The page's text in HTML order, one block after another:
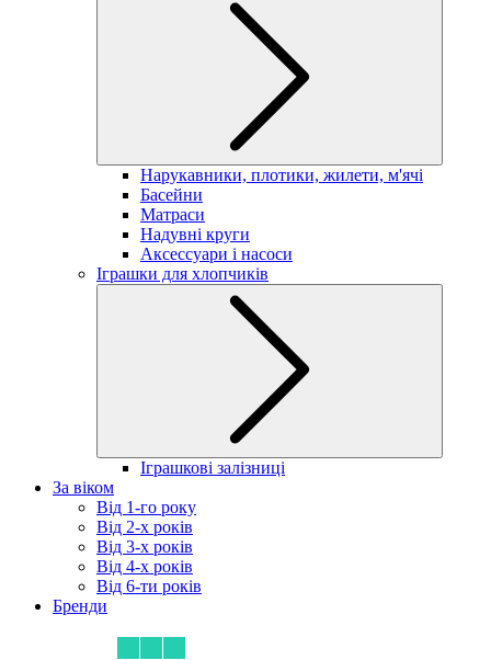
Нарукавники, плотики, жилети, м'ячі
Басейни
Матраси
Надувні круги
Аксессуари і насоси
Іграшки для хлопчиків
Іграшкові залізниці
За віком
Від 1-го року
Від 2-х років
Від 3-х років
Від 4-х років
Від 6-ти років
Бренди